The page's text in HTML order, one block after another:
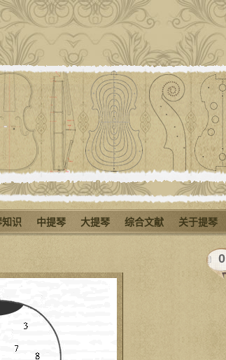
识 中提琴 大提琴 综合文献 关于提琴
0